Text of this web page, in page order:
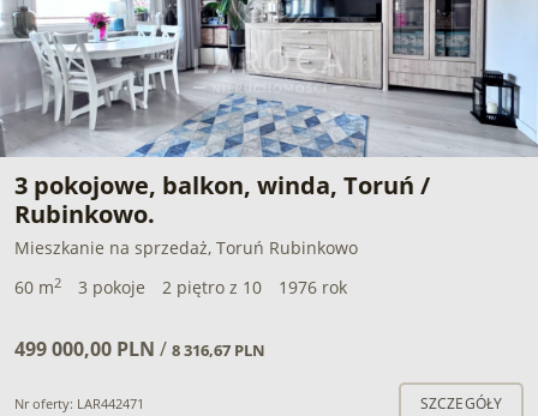
3 pokojowe, balkon, winda, Toruń /
Rubinkowo.
Mieszkanie na sprzedaż, Toruń Rubinkowo
60 m2 3 pokoje 2 piętro z 10 1976 rok
499 000,00 PLN / 8 316,67 PLN
Nr oferty: LAR442471 SZCZEGÓŁY